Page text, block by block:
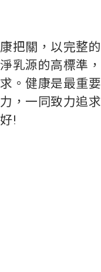
把關，以完整的
乳源的高標準，
。健康是最重要
，一同致力追求
!